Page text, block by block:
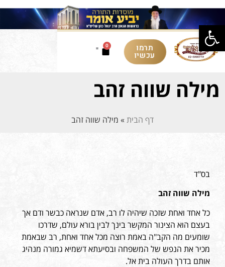
פתח סרגל נגישות
תרמו
עכשיו
0
מילה שווה זהב
דף הבית » מילה שווה זהב
בס"ד
מילה שווה זהב
כל אחד ואחת שזכה שיהיה לו רב, אדם שנראה כבשר ודם אך
בעצם הוא הצינור המקשר בינך לבין בורא עולם, שדרכו
שומעים מה הקב"ה באמת רוצה מכל אחד ואחת, רב שבאמת
מכיר את הנפש של המשפחה ובסיעתא דשמיא גמורה מנהיג
אותם בדרך העולה בית אל.